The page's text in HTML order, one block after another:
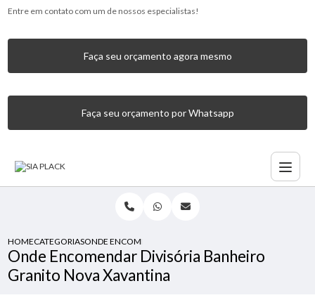
Entre em contato com um de nossos especialistas!
Faça seu orçamento agora mesmo
Faça seu orçamento por Whatsapp
HOMECATEGORIASONDE ENCOMENDAR DIVISÓRIA BANHEIRO GRANITO
Onde Encomendar Divisória Banheiro
Granito Nova Xavantina